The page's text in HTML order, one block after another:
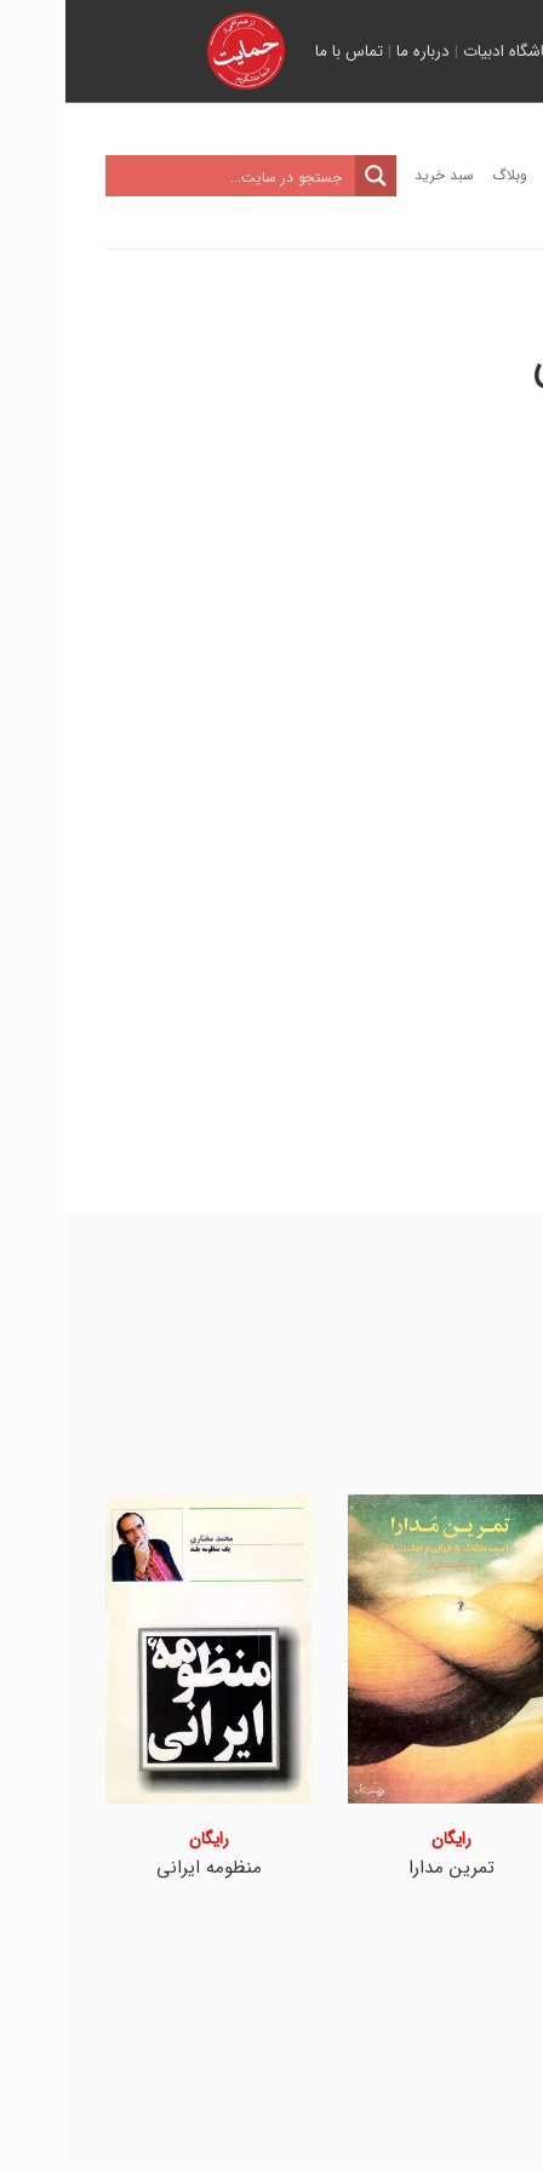
ادبیات | درباره ما |تماس با ما
وبلاگ سبد خرید
تمرین مدارا
رایگان
منظومه ایرانی
رایگان